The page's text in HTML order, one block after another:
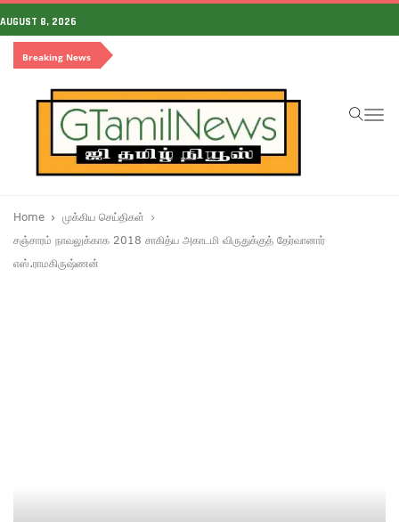
AUGUST 8, 2026
Breaking News
Home
முக்கிய செய்திகள்
சஞ்சாரம் நாவலுக்காக 2018 சாகித்ய அகாடமி விருதுக்குத் தேர்வானார்
எஸ்.ராமகிருஷ்ணன்